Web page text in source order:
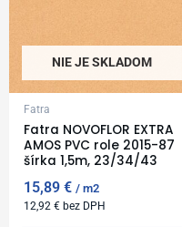
NIE JE SKLADOM
Fatra
Fatra NOVOFLOR EXTRA
AMOS PVC role 2015-87
šírka 1,5m, 23/34/43
15,89€ m2
12,92€ bez DPH